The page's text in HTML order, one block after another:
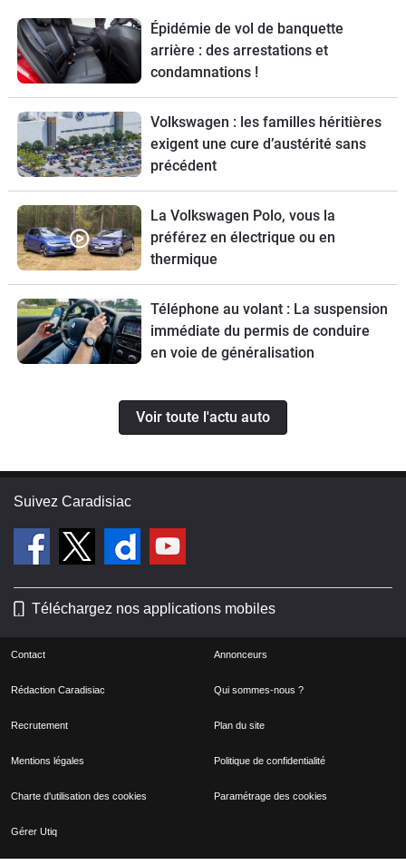
Épidémie de vol de banquette
arrière : des arrestations et
condamnations !
Volkswagen : les familles héritières
exigent une cure d’austérité sans
précédent
La Volkswagen Polo, vous la
préférez en électrique ou en
thermique
Téléphone au volant : La suspension
immédiate du permis de conduire
en voie de généralisation
Voir toute l'actu auto
Suivez Caradisiac
Téléchargez nos applications mobiles
Contact Annonceurs
Rédaction Caradisiac Qui sommes-nous ?
Recrutement Plan du site
Mentions légales Politique de confidentialité
Charte d'utilisation des cookies Paramétrage des cookies
Gérer Utiq